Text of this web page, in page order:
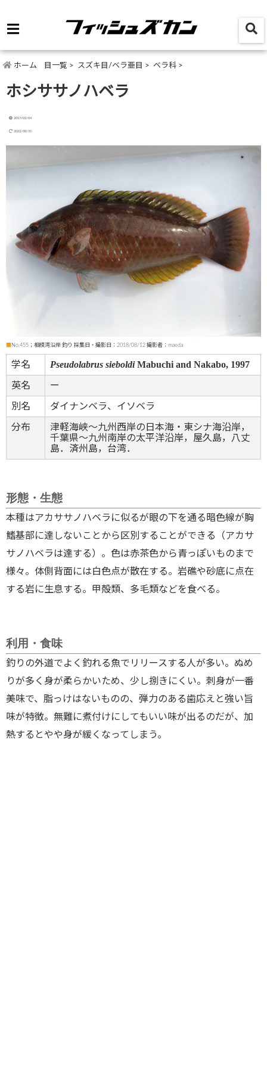
ホーム 目一覧 > スズキ目/ベラ亜目 > ベラ科 >
ホシササノハベラ
2017/02/04
2022/08/31
No.455；相模湾沿岸 釣り 採集日・撮影日：2018/08/12 撮影者：maeda
学名 Pseudolabrus sieboldiMabuchi and Nakabo, 1997
英名 ー
別名 ダイナンベラ、イソベラ
分布
津軽海峡〜九州西岸の日本海・東シナ海沿岸，
千葉県〜九州南岸の太平洋沿岸，屋久島，八丈
島．済州島，台湾．
形態・生態
本種はアカササノハベラに似るが眼の下を通る暗色線が胸
鰭基部に達しないこと から区別することができる
（アカサ
サノハベラは達する）。色は赤茶色から青っぽいものまで
様々。体側背面には白色点が散在する。岩礁や砂底に点在
する岩に生息する。甲殻類、多毛類などを食べる。
利用・食味
釣りの外道でよく釣れる魚でリリースする人が多い。ぬめ
りが多く身が柔らかいため、少し捌きにくい。刺身が一番
美味で、脂っけはないものの、弾力のある歯応えと強い旨
味が特徴。無難に煮付けにしてもいい味が出るのだが、加
熱するとやや身が緩くなってしまう。